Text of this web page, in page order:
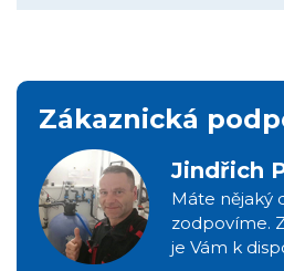
Zákaznická
Jindřich
Máte nějaký
zodpovíme.
je Vám k